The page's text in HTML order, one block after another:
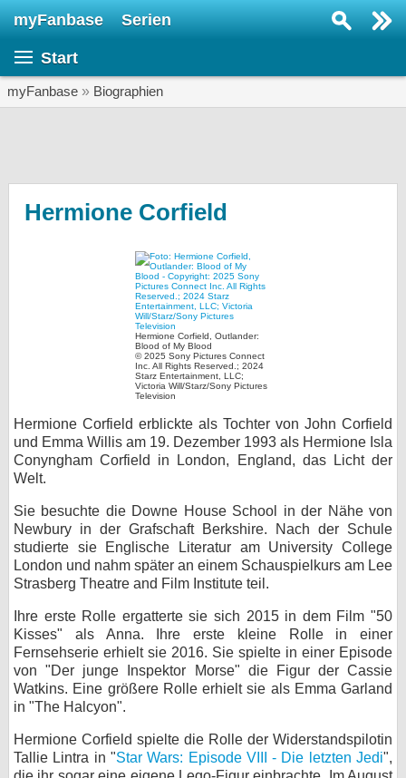
myFanbase Serien
Start
myFanbase » Biographien
Hermione Corfield
Hermione Corfield, Outlander:
Blood of My Blood
© 2025 Sony Pictures Connect
Inc. All Rights Reserved.; 2024
Starz Entertainment, LLC;
Victoria Will/Starz/Sony Pictures
Television
Hermione Corfield erblickte als Tochter von John Corfield
und Emma Willis am 19. Dezember 1993 als Hermione Isla
Conyngham Corfield in London, England, das Licht der
Welt.
Sie besuchte die Downe House School in der Nähe von
Newbury in der Grafschaft Berkshire. Nach der Schule
studierte sie Englische Literatur am University College
London und nahm später an einem Schauspielkurs am Lee
Strasberg Theatre and Film Institute teil.
Ihre erste Rolle ergatterte sie sich 2015 in dem Film "50
Kisses" als Anna. Ihre erste kleine Rolle in einer
Fernsehserie erhielt sie 2016. Sie spielte in einer Episode
von "Der junge Inspektor Morse" die Figur der Cassie
Watkins. Eine größere Rolle erhielt sie als Emma Garland
in "The Halcyon".
Hermione Corfield spielte die Rolle der Widerstandspilotin
Tallie Lintra in "Star Wars: Episode VIII - Die letzten Jedi",
KULTUR
Specials
SERVICE
Gewinnspiele
Forum
bei X
bei Facebook
Kontakt
Nutzungsbedingungen
Datenschutz
Cookie-Einstellungen
Impressum
myFanbase